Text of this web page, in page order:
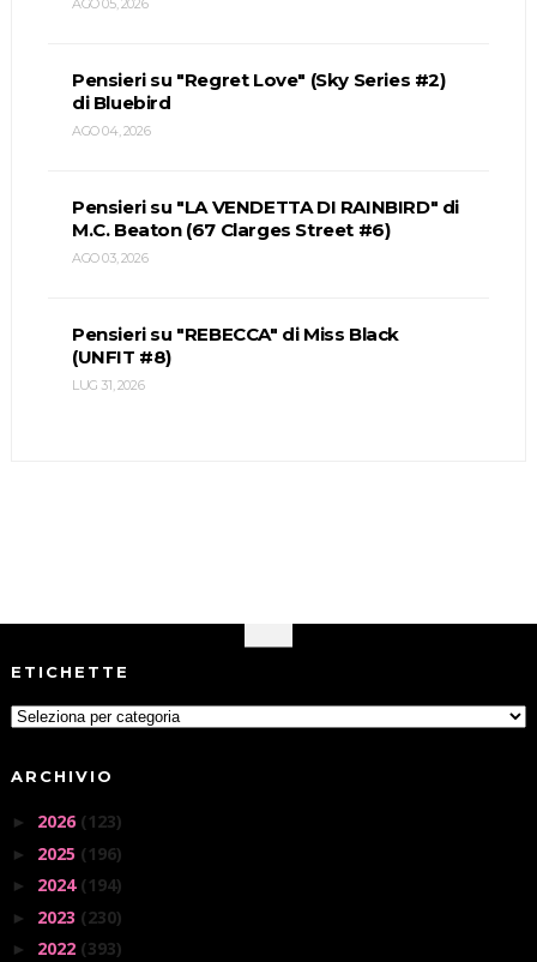
Pensieri su "Regret Love" (Sky Series #2)
di Bluebird
AGO 04, 2026
Pensieri su "LA VENDETTA DI RAINBIRD" di
M.C. Beaton (67 Clarges Street #6)
AGO 03, 2026
Pensieri su "REBECCA" di Miss Black
(UNFIT #8)
LUG 31, 2026
ETICHETTE
ARCHIVIO
► 2026 (123)
► 2025 (196)
► 2024 (194)
► 2023 (230)
► 2022 (393)